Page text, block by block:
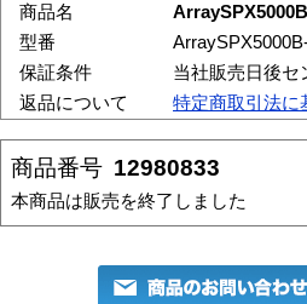
商品名
型番
保証条件
当社販売日後セ
返品について
特定商取引法に
商品番号 12980833
本商品は販売を終了しました